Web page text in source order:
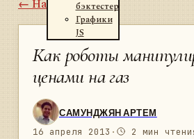
бэктестер
Графики
JS
← Назад
Как роботы
ценами на газ
САМУНДЖЯН АРТЕМ
16 апреля 2013 · 2 мин